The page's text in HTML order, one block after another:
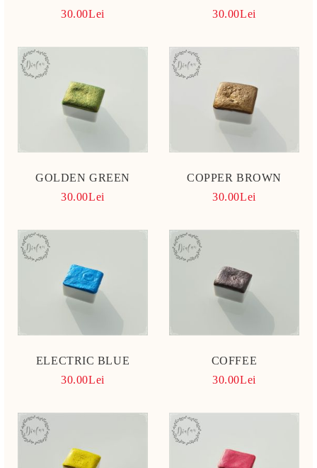
30.00Lei
30.00Lei
GOLDEN GREEN
30.00Lei
COPPER BROWN
30.00Lei
ELECTRIC BLUE
30.00Lei
COFFEE
30.00Lei